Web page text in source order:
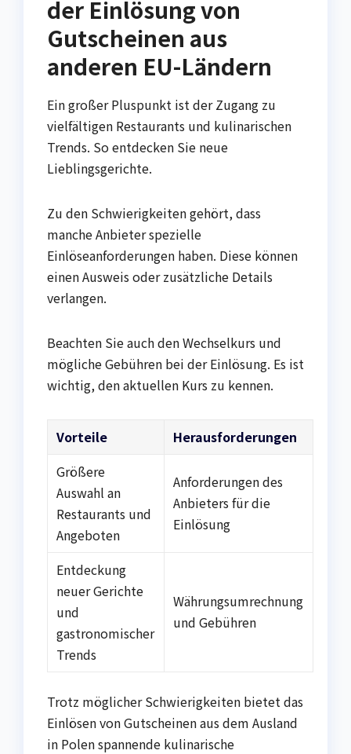
der Einlösung von
Gutscheinen aus
anderen EU-Ländern
Ein großer Pluspunkt ist der Zugang zu
vielfältigen Restaurants und kulinarischen
Trends. So entdecken Sie neue
Lieblingsgerichte.
Zu den Schwierigkeiten gehört, dass
manche Anbieter spezielle
Einlöseanforderungen haben. Diese können
einen Ausweis oder zusätzliche Details
verlangen.
Beachten Sie auch den Wechselkurs und
mögliche Gebühren bei der Einlösung. Es ist
wichtig, den aktuellen Kurs zu kennen.
Vorteile
Herausforderungen
Größere
Auswahl an
Restaurants und
Angeboten
Anforderungen des
Anbieters für die
Einlösung
Entdeckung
neuer Gerichte
und
gastronomischer
Trends
Währungsumrechnung
und Gebühren
Trotz möglicher Schwierigkeiten bietet das
Einlösen von Gutscheinen aus dem Ausland
in Polen spannende kulinarische